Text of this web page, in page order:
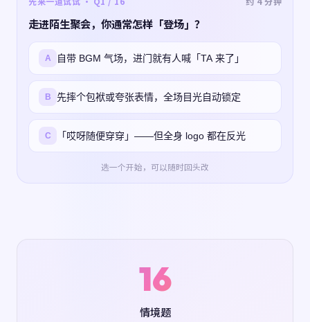
走进陌生聚会，你通常怎样「登场」？
A 自带 BGM 气场，进门就有人喊「TA 来了」
B 先摔个包袱或夸张表情，全场目光自动锁定
C 「哎呀随便穿穿」——但全身 logo 都在反光
选一个开始，可以随时回头改
16
情境题